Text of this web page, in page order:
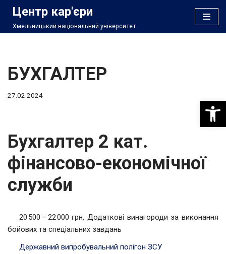
Перейти
Центр кар'єри
Хмельницький національний університет
БУХГАЛТЕР
27.02.2024
Бухгалтер 2 кат.
фінансово-економічної
служби
20 500 – 22 000 грн, Додаткові винагороди за виконання
бойових та спеціальних завдань
Державний випробувальний полігон ЗСУ